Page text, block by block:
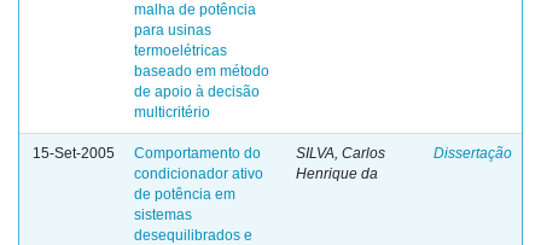
malha de potência
para usinas
termoelétricas
baseado em método
de apoio à decisão
multicritério
15-Set-2005
Comportamento do
condicionador ativo
de potência em
sistemas
desequilibrados e
SILVA, Carlos
Henrique da
Dissertação